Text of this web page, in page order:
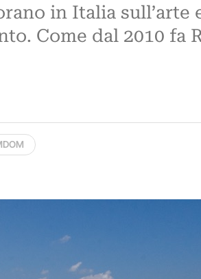
in Italia
Come dal 2010 fa